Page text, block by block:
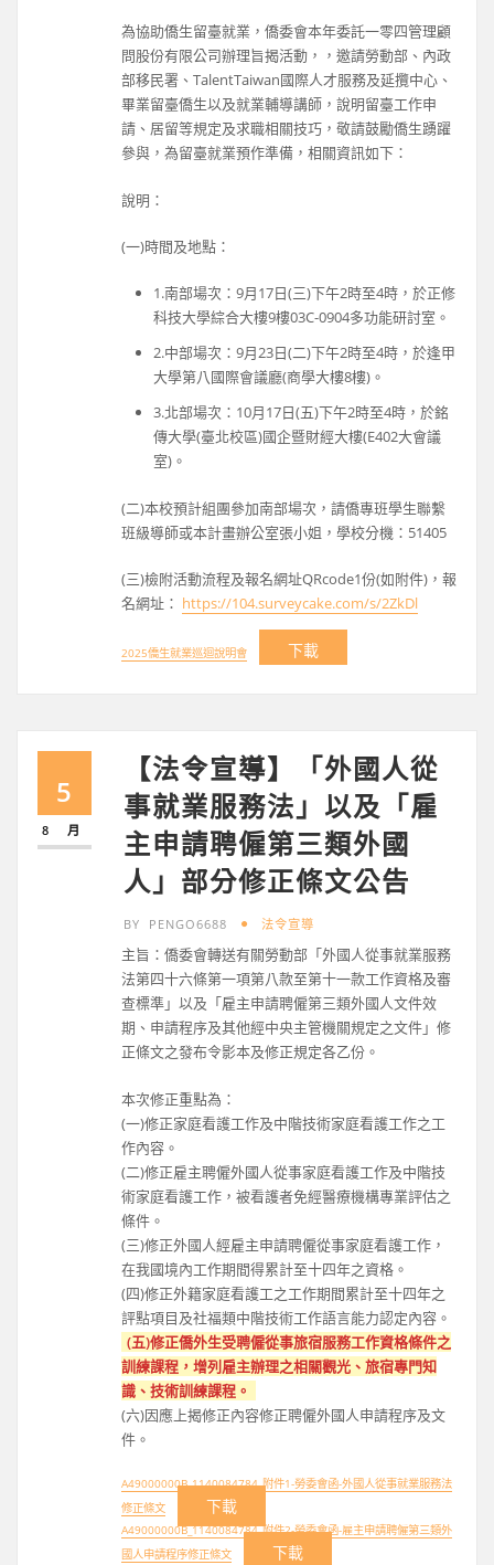
為協助僑生留臺就業，僑委會本年委託一零四管理顧
問股份有限公司辦理旨揭活動，，邀請勞動部、內政
部移民署、TalentTaiwan國際人才服務及延攬中心、
畢業留臺僑生以及就業輔導講師，說明留臺工作申
請、居留等規定及求職相關技巧，敬請鼓勵僑生踴躍
參與，為留臺就業預作準備，相關資訊如下：
說明：
(一)時間及地點：
1.南部場次：9月17日(三)下午2時至4時，於正修
科技大學綜合大樓9樓03C-0904多功能研討室。
2.中部場次：9月23日(二)下午2時至4時，於逢甲
大學第八國際會議廳(商學大樓8樓)。
3.北部場次：10月17日(五)下午2時至4時，於銘
傳大學(臺北校區)國企暨財經大樓(E402大會議
室)。
(二)本校預計組團參加南部場次，請僑專班學生聯繫
班級導師或本計畫辦公室張小姐，學校分機：51405
(三)檢附活動流程及報名網址QRcode1份(如附件)，報
名網址： https://104.surveycake.com/s/2ZkDl
2025僑生就業巡迴說明會 下載
5
8 月
【法令宣導】「外國人從
事就業服務法」以及「雇
主申請聘僱第三類外國
人」部分修正條文公告
BY PENGO6688 法令宣導
主旨：僑委會轉送有關勞動部「外國人從事就業服務
法第四十六條第一項第八款至第十一款工作資格及審
查標準」以及「雇主申請聘僱第三類外國人文件效
期、申請程序及其他經中央主管機關規定之文件」修
正條文之發布令影本及修正規定各乙份。
本次修正重點為：
(一)修正家庭看護工作及中階技術家庭看護工作之工
作內容。
(二)修正雇主聘僱外國人從事家庭看護工作及中階技
術家庭看護工作，被看護者免經醫療機構專業評估之
條件。
(三)修正外國人經雇主申請聘僱從事家庭看護工作，
在我國境內工作期間得累計至十四年之資格。
(四)修正外籍家庭看護工之工作期間累計至十四年之
評點項目及社福類中階技術工作語言能力認定內容。
(五)修正僑外生受聘僱從事旅宿服務工作資格條件之
訓練課程，增列雇主辦理之相關觀光、旅宿專門知
識、技術訓練課程。
(六)因應上揭修正內容修正聘僱外國人申請程序及文
件。
A49000000B_1140084784_附件1-勞委會函-外國人從事就業服務法
修正條文
下載
A49000000B_1140084784_附件2-勞委會函-雇主申請聘僱第三類外
國人申請程序修正條文
下載